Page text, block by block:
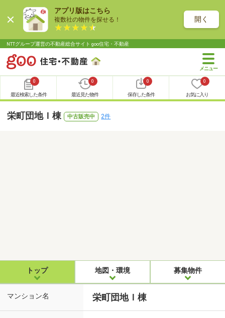
アプリ版はこちら
複数社の物件を探せる！ 開く
NTTグループ運営の不動産総合サイト goo住宅・不動産
0
最近検索した条件
0
最近見た物件
0
保存した条件
0
お気に入り
栄町団地Ｉ棟 中古販売中 2件
トップ 地図・環境 募集物件
マンション名 栄町団地Ｉ棟